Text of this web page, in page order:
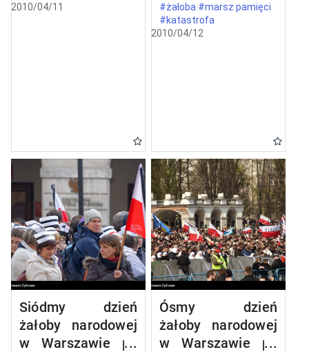
katastrofie
2010/04/11
katastrofie
lotniczej w
#żałoba #marsz pamięci
#katastrofa
2010/04/12
Siódmy dzień
żałoby narodowej
w Warszawie po
Ósmy dzień
żałoby narodowej
w Warszawie po